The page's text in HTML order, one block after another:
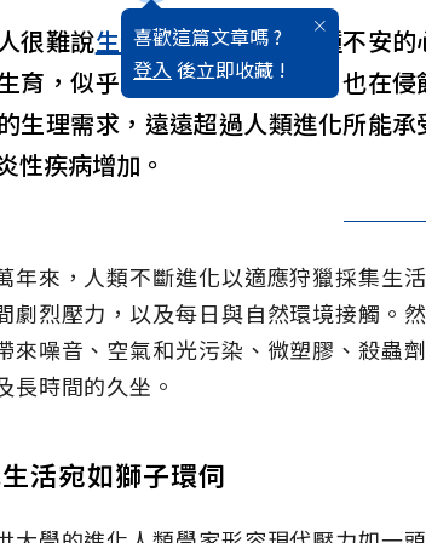
喜歡這篇文章嗎 ?
登入 後立即收藏 !
很難說生活算不算幸福，這種不安的
育，似乎永遠都不夠的壓力 ，也在
生理需求，遠遠超過人類進化所能
性疾病增加。
年來，人類不斷進化以適應狩獵採集生
劇烈壓力，以及每日與自然環境接觸。
來噪音、空氣和光污染、微塑膠、殺蟲
長時間的久坐。
活宛如獅子環伺